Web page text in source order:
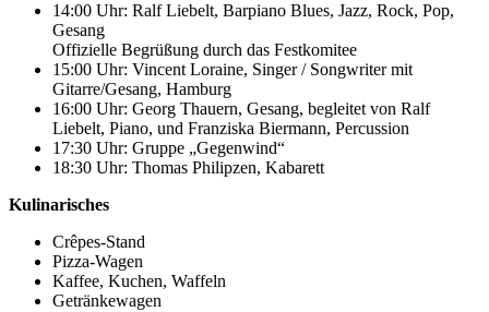
14:00 Uhr: Ralf Liebelt, Barpiano Blues, Jazz, Rock, Pop,
Gesang
Offizielle Begrüßung durch das Festkomitee
15:00 Uhr: Vincent Loraine, Singer / Songwriter mit
Gitarre/Gesang, Hamburg
16:00 Uhr: Georg Thauern, Gesang, begleitet von Ralf
Liebelt, Piano, und Franziska Biermann, Percussion
17:30 Uhr: Gruppe „Gegenwind“
18:30 Uhr: Thomas Philipzen, Kabarett
Kulinarisches
Crêpes-Stand
Pizza-Wagen
Kaffee, Kuchen, Waffeln
Getränkewagen